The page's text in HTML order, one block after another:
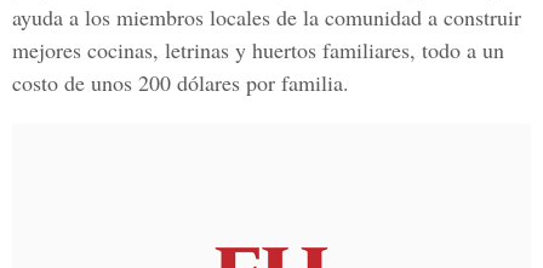
ayuda a los miembros locales de la comunidad a construir
mejores cocinas, letrinas y huertos familiares, todo a un
costo de unos 200 dólares por familia.